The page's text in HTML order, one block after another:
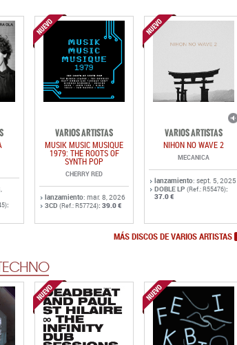
VARIOS ARTISTAS
MUSIK MUSIC MUSIQUE
1979: THE ROOTS OF
SYNTH POP
lanzamiento: mar. 8, 2026
3CD(Ref.: R57724):39.0 €
VARIOS ARTISTAS
NIHON NO WAVE 2
MECANICA
: sept. 5, 2025
DOBLE LP(Ref.: R55476)
37.0 €
MÁS DISCOS DE VARIOS ARTISTAS
DEADBEAT & PAUL ST FELIX KUBIN